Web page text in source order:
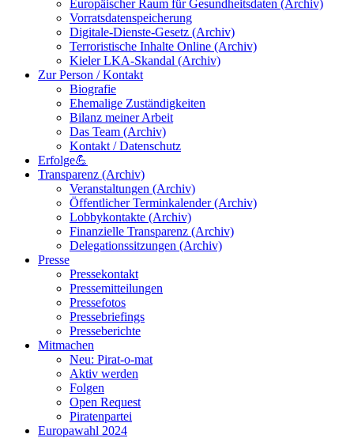
Europäischer Raum für Gesundheitsdaten (Archiv)
Vorratsdatenspeicherung
Digitale-Dienste-Gesetz (Archiv)
Terroristische Inhalte Online (Archiv)
Kieler LKA-Skandal (Archiv)
Zur Person / Kontakt
Biografie
Ehemalige Zuständigkeiten
Bilanz meiner Arbeit
Das Team (Archiv)
Kontakt / Datenschutz
Erfolge💪
Transparenz (Archiv)
Veranstaltungen (Archiv)
Öffentlicher Terminkalender (Archiv)
Lobbykontakte (Archiv)
Finanzielle Transparenz (Archiv)
Delegationssitzungen (Archiv)
Presse
Pressekontakt
Pressemitteilungen
Pressefotos
Pressebriefings
Presseberichte
Mitmachen
Neu: Pirat-o-mat
Aktiv werden
Folgen
Open Request
Piratenpartei
Europawahl 2024